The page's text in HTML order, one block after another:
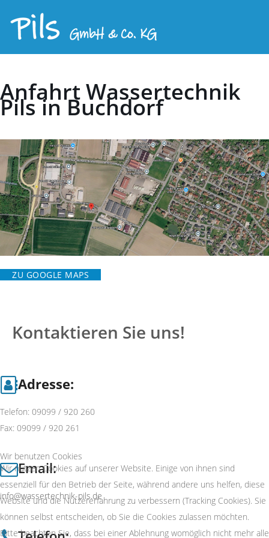
Anfahrt Wassertechnik
Pils in Buchdorf
ZU GOOGLE MAPS
Kontaktieren Sie uns!
Adresse:
Telefon: 09099 / 920 260
Fax: 09099 / 920 261
Email:
info@wassertechnik-pils.de
Wir benutzen Cookies
Wir nutzen Cookies auf unserer Website. Einige von ihnen sind
essenziell für den Betrieb der Seite, während andere uns helfen, diese
Website und die Nutzererfahrung zu verbessern (Tracking Cookies). Sie
können selbst entscheiden, ob Sie die Cookies zulassen möchten.
Bitte beachten Sie, dass bei einer Ablehnung womöglich nicht mehr alle